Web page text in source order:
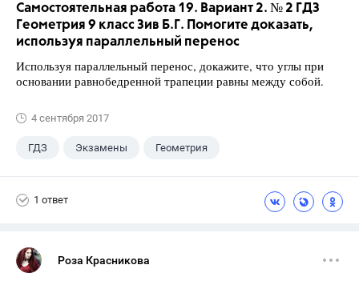
Самостоятельная работа 19. Вариант 2. № 2 ГДЗ
Геометрия 9 класс Зив Б.Г. Помогите доказать,
используя параллельный перенос
Используя параллельный перенос, докажите, что углы при
основании равнобедренной трапеции равны между собой.
4 сентября 2017
ГДЗ Экзамены Геометрия
1 ответ
Роза Красникова